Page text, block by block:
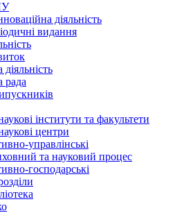
діяльність
видання
рада
інститути та факультети
центри
управлінські
та науковий процес
господарські